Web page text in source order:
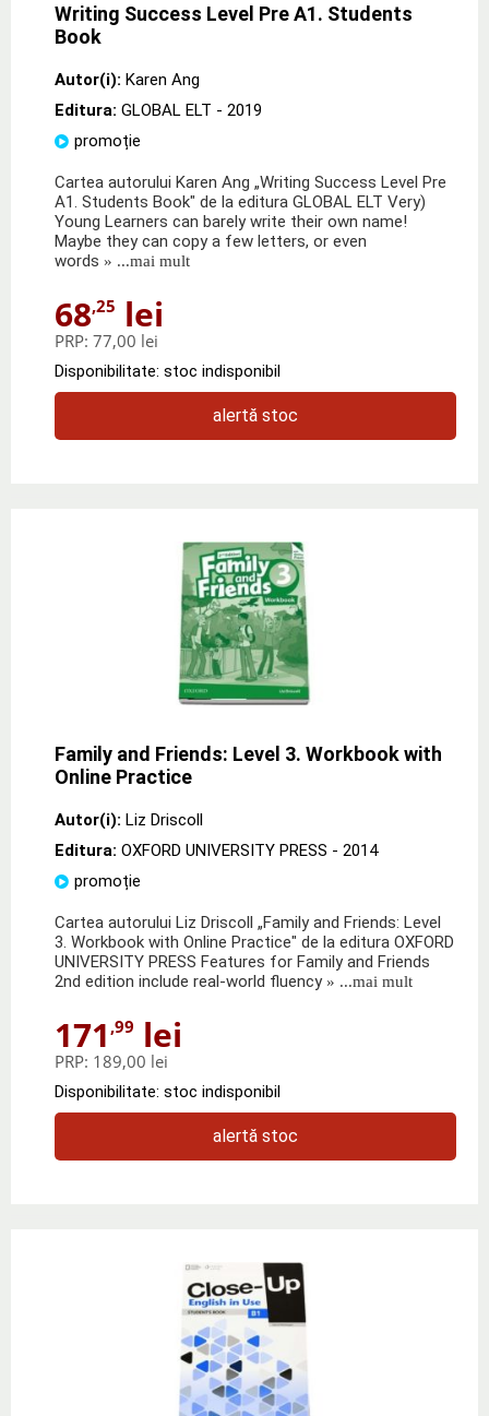
Writing Success Level Pre A1. Students
Book
Autor(i): Karen Ang
Editura: GLOBAL ELT - 2019
promoție
Cartea autorului Karen Ang „Writing Success Level Pre
A1. Students Book" de la editura GLOBAL ELT Very)
Young Learners can barely write their own name!
Maybe they can copy a few letters, or even
words » ...mai mult
68,25 lei
PRP: 77,00 lei
Disponibilitate: stoc indisponibil
alertă stoc
Family and Friends: Level 3. Workbook with
Online Practice
Autor(i): Liz Driscoll
Editura: OXFORD UNIVERSITY PRESS - 2014
promoție
Cartea autorului Liz Driscoll „Family and Friends: Level
3. Workbook with Online Practice" de la editura OXFORD
UNIVERSITY PRESS Features for Family and Friends
2nd edition include real-world fluency» ...mai mult
171 ,99 lei
PRP: 189,00 lei
Disponibilitate: stoc indisponibil
alertă stoc